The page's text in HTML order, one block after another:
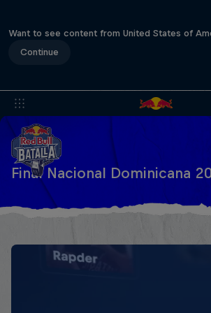
Want to see content from United States of
Continue
Final Nacional Dominicana